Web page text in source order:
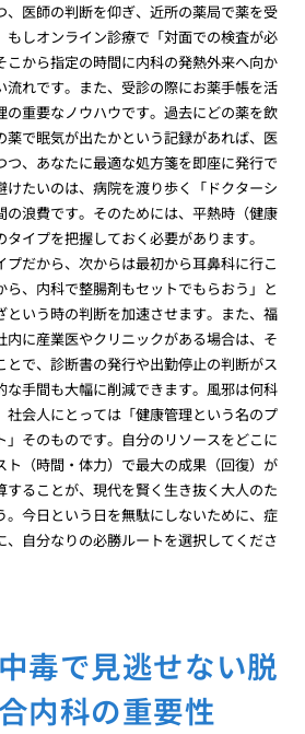
、医師の判断を仰ぎ、近所の薬局で薬を受
もしオンライン診療で「対面での検査が必
こから指定の時間に内科の発熱外来へ向か
流れです。また、受診の際にお薬手帳を活
の重要なノウハウです。過去にどの薬を飲
薬で眠気が出たかという記録があれば、医
つ、あなたに最適な処方箋を即座に発行で
けたいのは、病院を渡り歩く「ドクターシ
の浪費です。そのためには、平熱時（健康
イプを把握しておく必要があります。
プだから、次からは最初から耳鼻科に行こ
ら、内科で整腸剤もセットでもらおう」と
という時の判断を加速させます。また、福
内に産業医やクリニックがある場合は、そ
とで、診断書の発行や出勤停止の判断がス
な手間も大幅に削減できます。風邪は何科
社会人にとっては「健康管理という名のプ
」そのものです。自分のリソースをどこに
ト（時間・体力）で最大の成果（回復）が
することが、現代を賢く生き抜く大人のた
。今日という日を無駄にしないために、症
、自分なりの必勝ルートを選択してくださ
毒で見逃せない脱
内科の重要性